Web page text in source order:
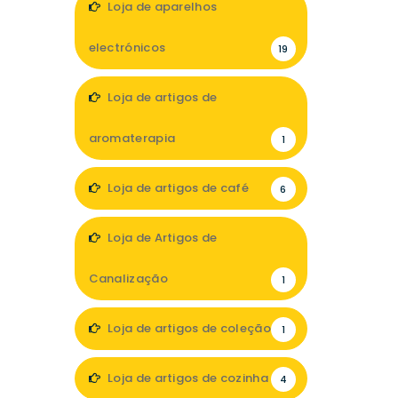
Loja de aparelhos
electrónicos 19
Loja de artigos de
aromaterapia 1
Loja de artigos de café 6
Loja de Artigos de
Canalização 1
Loja de artigos de coleção 1
Loja de artigos de cozinha 4